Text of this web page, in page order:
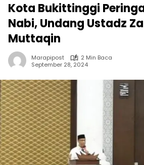
Kota Bukittinggi
Nabi, Undang Ustadz
Muttaqin
Marapipost
2 Min Baca
September 28, 2024